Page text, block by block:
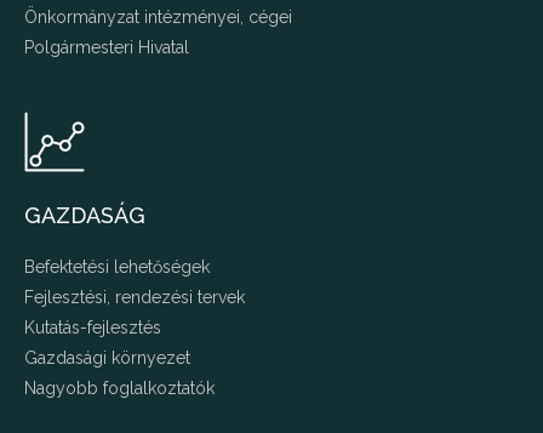
Önkormányzat intézményei, cégei
Polgármesteri Hivatal
GAZDASÁG
Befektetési lehetőségek
Fejlesztési, rendezési tervek
Kutatás-fejlesztés
Gazdasági környezet
Nagyobb foglalkoztatók